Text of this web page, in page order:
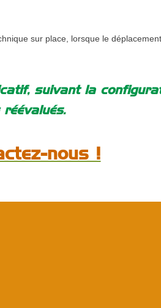
sur place, lorsque le déplacement
suivant la
nous !